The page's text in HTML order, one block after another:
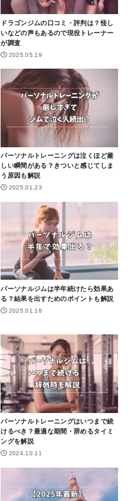
ドラゴンジムの口コミ・評判は？怪し
いなどの声もあるので現役トレーナー
が調査
2025.05.19
パーソナルトレーニングは泣くほど厳
しい瞬間がある？きついと感じてしま
う原因も解説
2025.01.23
パーソナルジムは半年続けたら効果あ
る？結果を出すためのポイントも解説
2025.01.18
パーソナルトレーニングはいつまで続
けるべき？最適な期間・辞めるタイミ
ングを解説
2024.10.11